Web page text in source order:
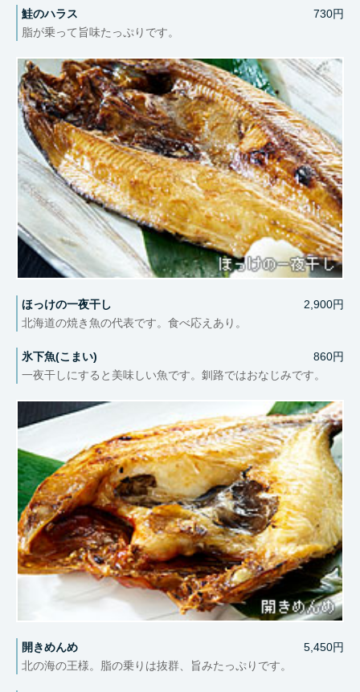
鮭のハラス
730円
脂が乗って旨味たっぷりです。
ほっけの一夜干し
2,900円
北海道の焼き魚の代表です。食べ応えあり。
氷下魚(こまい)
860円
一夜干しにすると美味しい魚です。釧路ではおなじみです。
開きめんめ
5,450円
北の海の王様。脂の乗りは抜群、旨みたっぷりです。